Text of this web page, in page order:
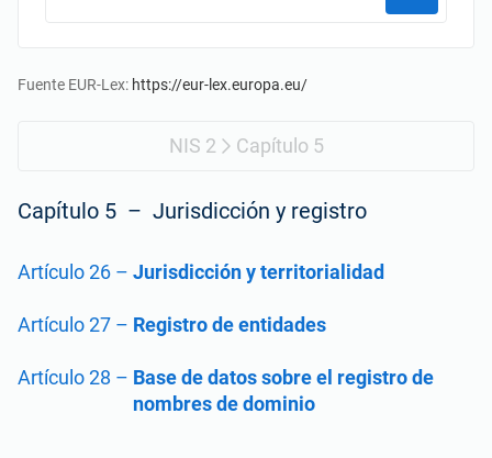
ISO 9001
ISO 14001
ISO 45001
Fabricación
Transporte y distribución
Educación
Banca y finanzas
Fuente EUR-Lex: https://eur-lex.europa.eu/
NIS 2 Capítulo 5
Capítulo 5 – Jurisdicción y registro
Artículo 26 – Jurisdicción y territorialidad
Artículo 27 – Registro de entidades
Artículo 28 – Base de datos sobre el registro de
nombres de dominio